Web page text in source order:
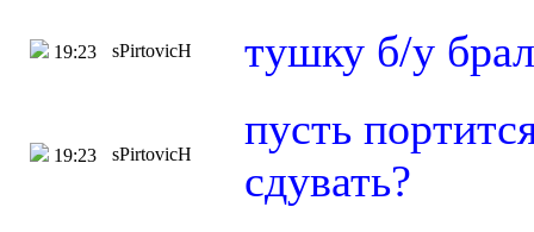
19:23 sPirtovicH тушку б/у
19:23 sPirtovicH
пусть
сдувать?